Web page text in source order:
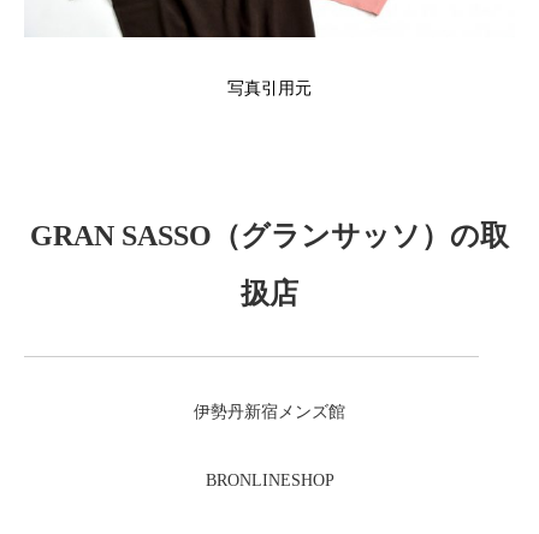
写真引用元
GRAN SASSO（グランサッソ）の取
扱店
伊勢丹新宿メンズ館
BRONLINESHOP